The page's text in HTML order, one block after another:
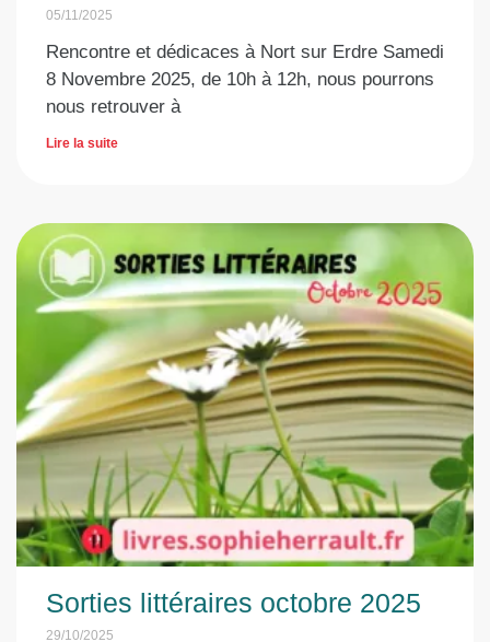
05/11/2025
Rencontre et dédicaces à Nort sur Erdre Samedi
8 Novembre 2025, de 10h à 12h, nous pourrons
nous retrouver à
Lire la suite
Sorties littéraires octobre 2025
29/10/2025